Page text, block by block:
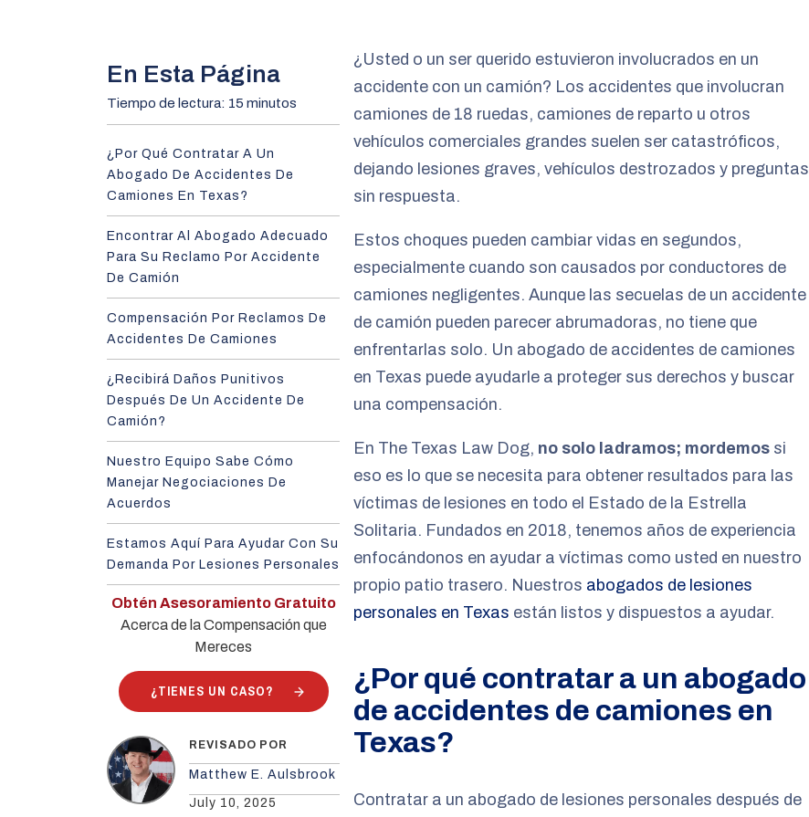
En Esta Página
Tiempo de lectura: 15 minutos
¿Por Qué Contratar A Un
Abogado De Accidentes De
Camiones En Texas?
Encontrar Al Abogado Adecuado
Para Su Reclamo Por Accidente
De Camión
Compensación Por Reclamos De
Accidentes De Camiones
¿Recibirá Daños Punitivos
Después De Un Accidente De
Camión?
Nuestro Equipo Sabe Cómo
Manejar Negociaciones De
Acuerdos
Estamos Aquí Para Ayudar Con Su
Demanda Por Lesiones Personales
Obtén Asesoramiento Gratuito
Acerca de la Compensación que
Mereces
¿TIENES UN CASO?
REVISADO POR
Matthew E. Aulsbrook
July 10, 2025
¿Usted o un ser querido estuvieron involucrados en un
accidente con un camión? Los accidentes que involucran
camiones de 18 ruedas, camiones de reparto u otros
vehículos comerciales grandes suelen ser catastróficos,
dejando lesiones graves, vehículos destrozados y preguntas
sin respuesta.
Estos choques pueden cambiar vidas en segundos,
especialmente cuando son causados por conductores de
camiones negligentes. Aunque las secuelas de un accidente
de camión pueden parecer abrumadoras, no tiene que
enfrentarlas solo. Un abogado de accidentes de camiones
en Texas puede ayudarle a proteger sus derechos y buscar
una compensación.
En The Texas Law Dog, no solo ladramos; mordemos si
eso es lo que se necesita para obtener resultados para las
víctimas de lesiones en todo el Estado de la Estrella
Solitaria. Fundados en 2018, tenemos años de experiencia
enfocándonos en ayudar a víctimas como usted en nuestro
propio patio trasero. Nuestros abogados de lesiones
personales en Texas están listos y dispuestos a ayudar.
¿Por qué contratar a un abogado
de accidentes de camiones en
Texas?
Contratar a un abogado de lesiones personales después de